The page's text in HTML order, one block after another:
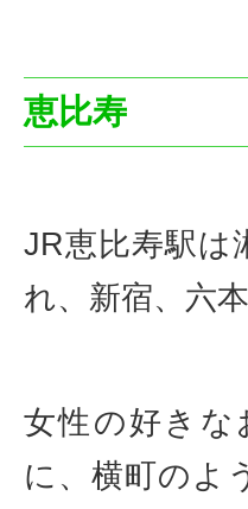
恵比寿
JR恵比寿駅は
れ、新宿、六
女性の好き
に、横町のよ